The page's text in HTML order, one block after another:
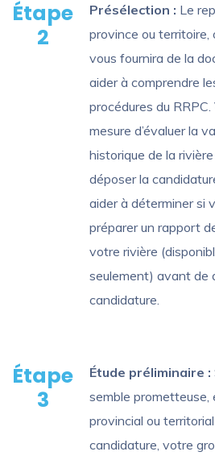
Étape
2
Présélection : Le
province ou territoire,
vous fournira de la
aider à comprendre
procédures du
mesure d’évaluer la
historique de la
déposer la
aider à déterminer si
préparer un rapport
votre rivière
seulement) avant de
candidature.
Étape
3
Étude préliminaire :
semble
provincial ou
candidature, votre